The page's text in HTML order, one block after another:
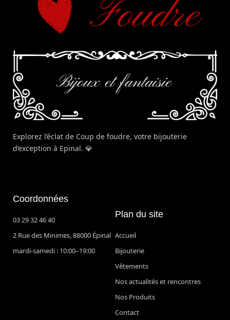
Explorez l’éclat de Coup de foudre, votre bijouterie
d’exception à Epinal. 💎
Coordonnées
03 29 32 46 40
2 Rue des Minimes, 88000 Épinal
mardi-samedi : 10:00–19:00
Plan du site
Accueil
Bijouterie
Vêtements
Nos actualités et rencontres
Nos Produits
Contact